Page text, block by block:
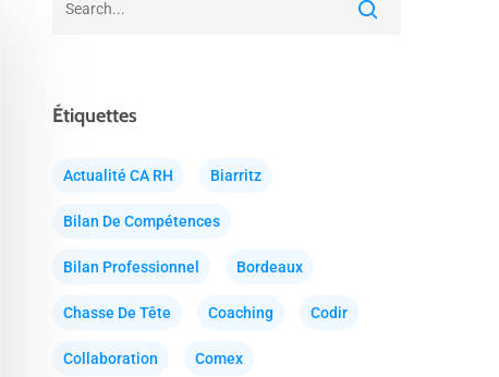
Étiquettes
Actualité CA RH Biarritz
Bilan De Compétences
Bilan Professionnel Bordeaux
Chasse De Tête Coaching Codir
Collaboration Comex